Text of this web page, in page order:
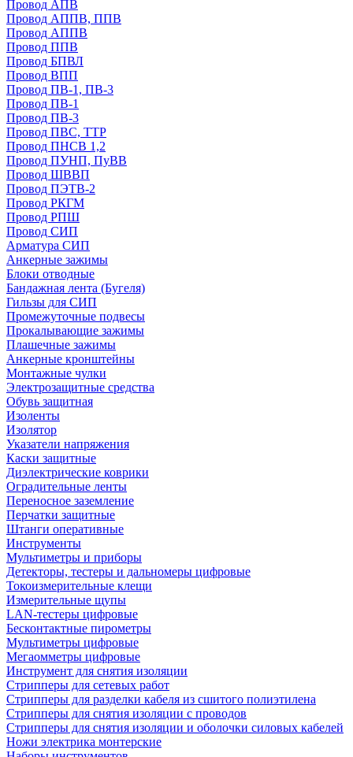
Провод АПВ
Провод АППВ, ППВ
Провод АППВ
Провод ППВ
Провод БПВЛ
Провод ВПП
Провод ПВ-1, ПВ-3
Провод ПВ-1
Провод ПВ-3
Провод ПВС, ТТР
Провод ПНСВ 1,2
Провод ПУНП, ПуВВ
Провод ШВВП
Провод ПЭТВ-2
Провод РКГМ
Провод РПШ
Провод СИП
Арматура СИП
Анкерные зажимы
Блоки отводные
Бандажная лента (Бугеля)
Гильзы для СИП
Промежуточные подвесы
Прокалывающие зажимы
Плашечные зажимы
Анкерные кронштейны
Монтажные чулки
Электрозащитные средства
Обувь защитная
Изоленты
Изолятор
Указатели напряжения
Каски защитные
Диэлектрические коврики
Оградительные ленты
Переносное заземление
Перчатки защитные
Штанги оперативные
Инструменты
Мультиметры и приборы
Детекторы, тестеры и дальномеры цифровые
Токоизмерительные клещи
Измерительные щупы
LAN-тестеры цифровые
Бесконтактные пирометры
Мультиметры цифровые
Мегаомметры цифровые
Инструмент для снятия изоляции
Стрипперы для сетевых работ
Стрипперы для разделки кабеля из сшитого полиэтилена
Cтрипперы для снятия изоляции с проводов
Стрипперы для снятия изоляции и оболочки силовых кабелей
Ножи электрика монтерские